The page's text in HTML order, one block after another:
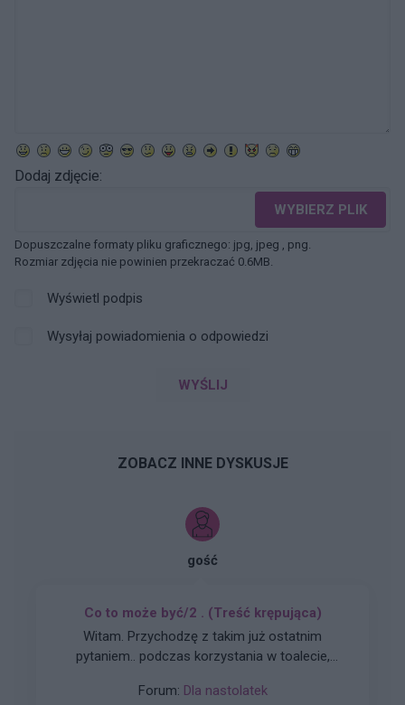
Dodaj zdjęcie:
WYBIERZ PLIK
Dopuszczalne formaty pliku graficznego: jpg, jpeg , png.
Rozmiar zdjęcia nie powinien przekraczać 0.6MB.
Wyświetl podpis
Wysyłaj powiadomienia o odpowiedzi
WYŚLIJ
ZOBACZ INNE DYSKUSJE
gość
Co to może być/2 . (Treść krępująca)
Witam. Przychodzę z takim już ostatnim
pytaniem.. podczas korzystania w toalecie,
ból (ostry , kłujący , bardziej w środku odbytu).
Forum: Dla nastolatek